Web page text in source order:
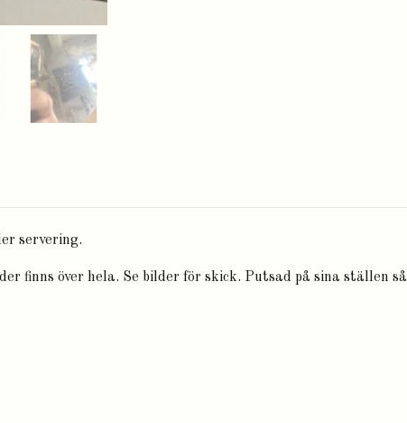
servering.
finns över hela. Se bilder för skick. Putsad på sina ställen så